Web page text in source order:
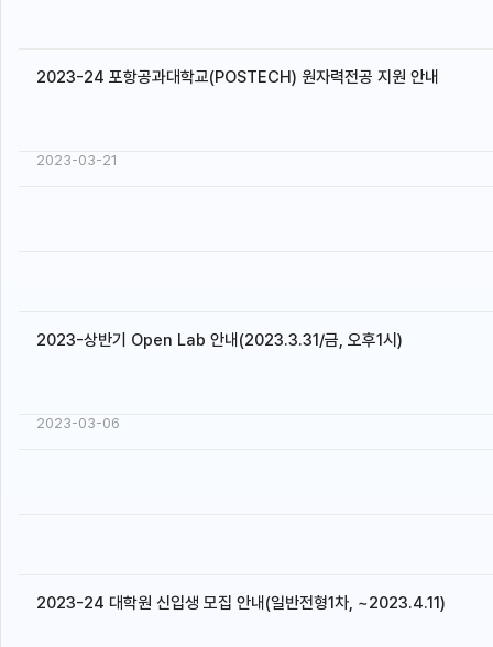
2023-24 포항공과대학교(POSTECH) 원자력전공 지원 안내
2023-03-21
2023-상반기 Open Lab 안내(2023.3.31/금, 오후1시)
2023-03-06
2023-24 대학원 신입생 모집 안내(일반전형1차, ~2023.4.11)